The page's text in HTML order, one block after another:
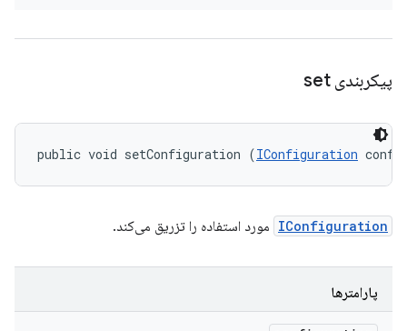
پیکربندی set
public void setConfiguration (IConfiguration
IConfiguration مورد استفاده را تزریق می‌کند.
پارامترها